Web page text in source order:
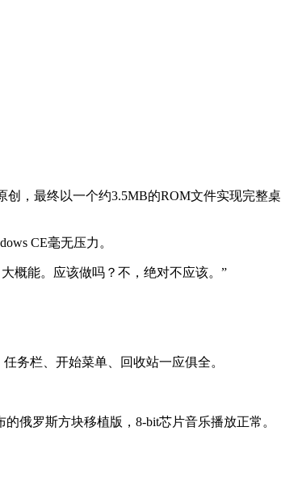
创，最终以一个约3.5MB的ROM文件实现完整桌
CE毫无压力。
概能。应该做吗？不，绝对不应该。”
务栏、开始菜单、回收站一应俱全。
俄罗斯方块移植版，8-bit芯片音乐播放正常。